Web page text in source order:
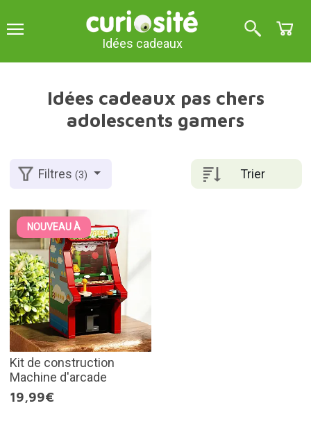
Idées cadeaux
Idées cadeaux pas chers
adolescents gamers
Trier
Filtres(3)
NOUVEAU À
Kit de construction
Machine d'arcade
19,99€